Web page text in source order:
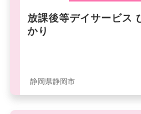
放課後等デイサービス
かり
静岡県静岡市